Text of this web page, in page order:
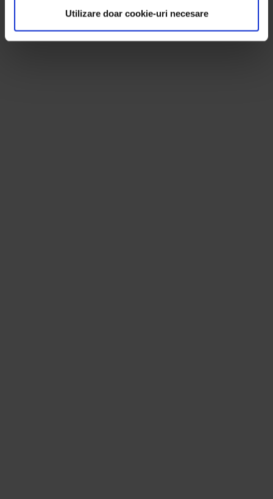
Utilizare doar cookie-uri necesare